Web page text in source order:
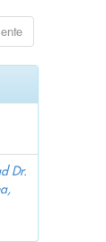
Dr.